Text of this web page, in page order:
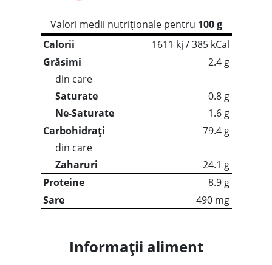
Valori medii nutriționale pentru 100 g
Calorii
1611 kj / 385 kCal
Grăsimi
2.4 g
din care
Saturate
0.8 g
Ne-Saturate
1.6 g
Carbohidrați
79.4 g
din care
Zaharuri
24.1 g
Proteine
8.9 g
Sare
490 mg
Informații aliment